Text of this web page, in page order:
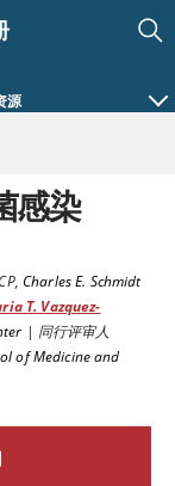
源
感染
,Charles E. Schmidt
T. Vazquez-
| 同行评审人
of Medicine and